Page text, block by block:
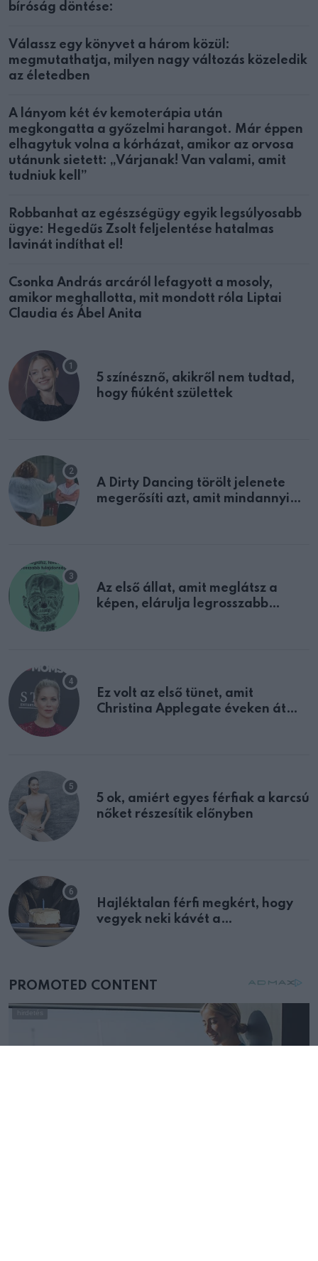
bíróság döntése:
Válassz egy könyvet a három közül:
megmutathatja, milyen nagy változás közeledik
az életedben
A lányom két év kemoterápia után
megkongatta a győzelmi harangot. Már éppen
elhagytuk volna a kórházat, amikor az orvosa
utánunk sietett: „Várjanak! Van valami, amit
tudniuk kell”
Robbanhat az egészségügy egyik legsúlyosabb
ügye: Hegedűs Zsolt feljelentése hatalmas
lavinát indíthat el!
Csonka András arcáról lefagyott a mosoly,
amikor meghallotta, mit mondott róla Liptai
Claudia és Ábel Anita
5 színésznő, akikről nem tudtad,
hogy fiúként születtek
A Dirty Dancing törölt jelenete
megerősíti azt, amit mindannyian
Az első állat, amit meglátsz a
képen, elárulja legrosszabb
Ez volt az első tünet, amit
Christina Applegate éveken át
5 ok, amiért egyes férfiak a karcsú
nőket részesítik előnyben
Hajléktalan férfi megkért, hogy
vegyek neki kávét a